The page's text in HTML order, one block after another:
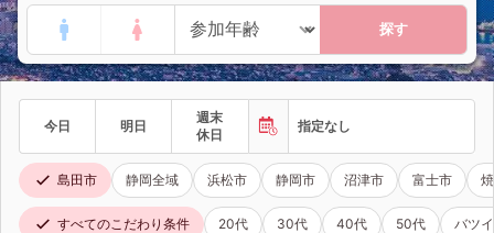
探す
今日 明日
週末
休日
指定なし
島田市 静岡全域 浜松市 静岡市 沼津市 富士市
すべてのこだわり条件 20代 30代 40代 50代 バツ